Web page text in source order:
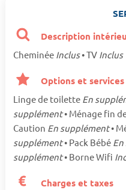
Description
Cheminée Inclus• TV Inclus
Options et services
Linge de toilette En
supplément• Ménage fin
Caution En supplément•
supplément• Pack Bébé
supplément• Borne Wifi
Charges et taxes